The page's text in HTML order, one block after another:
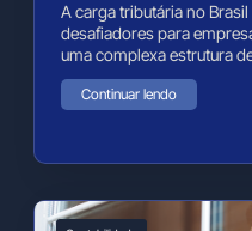
A carga tributária no
desafiadores para
uma complexa estrutura
Continuar lendo